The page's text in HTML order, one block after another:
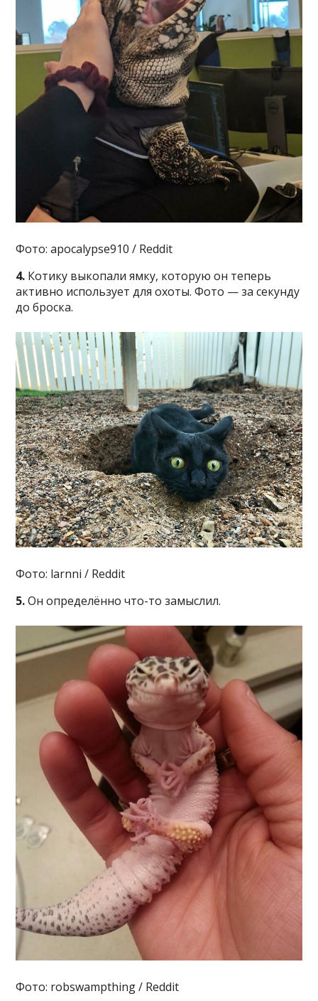
Фото: apocalypse910 / Reddit
4. Котику выкопали ямку, которую он теперь
активно использует для охоты. Фото — за секунду
до броска.
Фото: larnni / Reddit
5.Он определённо что-то замыслил.
Фото: robswampthing / Reddit